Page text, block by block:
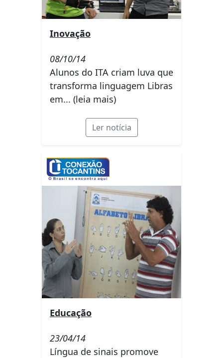
Inovação
08/10/14
Alunos do ITA criam luva que
transforma linguagem Libras
em... (leia mais)
Ler notícia
Educação
23/04/14
Língua de sinais promove